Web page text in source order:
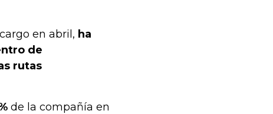
en abril, ha
de
rutas
de la compañía en